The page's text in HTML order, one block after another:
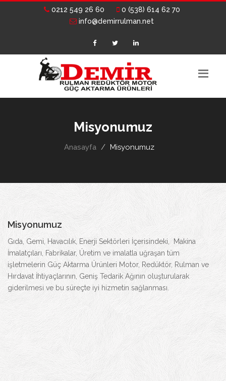
0212 549 26 60
0 (538) 614 62 70
info@demirrulman.net
Misyonumuz
Anasayfa Misyonumuz
Misyonumuz
Gıda, Gemi, Havacılık, Enerji Sektörleri İçerisindeki, Makina
İmalatçıları, Fabrikalar, Üretim ve imalatla uğraşan tüm
işletmelerin Güç Aktarma Ürünleri Motor, Redüktör, Rulman ve
Hırdavat İhtiyaçlarının, Geniş Tedarik Ağının oluşturularak
giderilmesi ve bu süreçte iyi hizmetin sağlanması.